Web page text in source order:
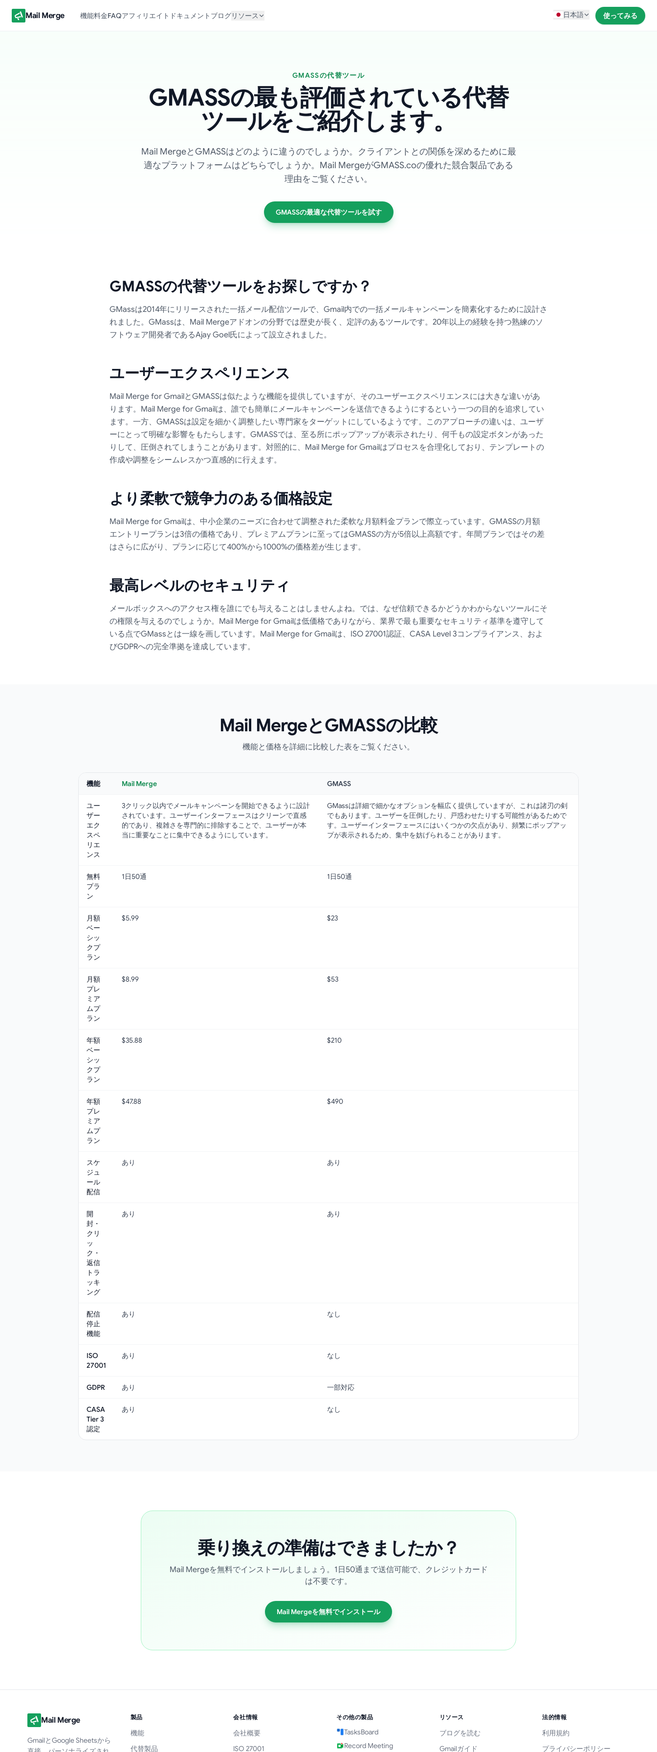
Mail Merge 機能料金FAQアフィリエイト ドキュメント ブログリソース 日本語 使ってみる
GMASSの代替ツール
GMASSの最も評価されている代替
ツールをご紹介します。
Mail MergeとGMASSはどのように違うのでしょうか。クライアントとの関係を深めるために最
適なプラットフォームはどちらでしょうか。Mail MergeがGMASS.coの優れた競合製品である
理由をご覧ください。
GMASSの最適な代替ツールを試す
GMASSの代替ツールをお探しですか？
GMassは2014年にリリースされた一括メール配信ツールで、Gmail内での一括メールキャンペーンを簡素化するために設計さ
れました。GMassは、Mail Mergeアドオンの分野では歴史が長く、定評のあるツールです。20年以上の経験を持つ熟練のソ
フトウェア開発者であるAjay Goel氏によって設立されました。
ユーザーエクスペリエンス
Mail Merge for GmailとGMASSは似たような機能を提供していますが、そのユーザーエクスペリエンスには大きな違いがあ
ります。Mail Merge for Gmailは、誰でも簡単にメールキャンペーンを送信できるようにするという一つの目的を追求してい
ます。一方、GMASSは設定を細かく調整したい専門家をターゲットにしているようです。このアプローチの違いは、ユーザ
ーにとって明確な影響をもたらします。GMASSでは、至る所にポップアップが表示されたり、何千もの設定ボタンがあった
りして、圧倒されてしまうことがあります。対照的に、Mail Merge for Gmailはプロセスを合理化しており、テンプレートの
作成や調整をシームレスかつ直感的に行えます。
より柔軟で競争力のある価格設定
Mail Merge for Gmailは、中小企業のニーズに合わせて調整された柔軟な月額料金プランで際立っています。GMASSの月額
エントリープランは3倍の価格であり、プレミアムプランに至ってはGMASSの方が5倍以上高額です。年間プランではその差
はさらに広がり、プランに応じて400%から1000%の価格差が生じます。
最高レベルのセキュリティ
メールボックスへのアクセス権を誰にでも与えることはしませんよね。では、なぜ信頼できるかどうかわからないツールにそ
の権限を与えるのでしょうか。Mail Merge for Gmailは低価格でありながら、業界で最も重要なセキュリティ基準を遵守して
いる点でGMassとは一線を画しています。Mail Merge for Gmailは、ISO 27001認証、CASA Level 3コンプライアンス、およ
びGDPRへの完全準拠を達成しています。
Mail MergeとGMASSの比較
機能と価格を詳細に比較した表をご覧ください。
機能 Mail Merge GMASS
ユー
ザー
エク
スペ
リエ
ンス
3クリック以内でメールキャンペーンを開始できるように設計
されています。ユーザーインターフェースはクリーンで直感
的であり、複雑さを専門的に排除することで、ユーザーが本
当に重要なことに集中できるようにしています。
GMassは詳細で細かなオプションを幅広く提供していますが、これは諸刃の剣
でもあります。ユーザーを圧倒したり、戸惑わせたりする可能性があるためで
す。ユーザーインターフェースにはいくつかの欠点があり、頻繁にポップアッ
プが表示されるため、集中を妨げられることがあります。
無料
プラ
ン
1日50通 1日50通
月額
ベー
シッ
クプ
ラン
$5.99 $23
月額
プレ
ミア
ムプ
ラン
$8.99 $53
年額
ベー
シッ
クプ
ラン
$35.88 $210
年額
プレ
ミア
ムプ
ラン
$47.88 $490
スケ
ジュ
ール
配信
あり あり
開
封・
クリ
ッ
ク・
返信
トラ
ッキ
ング
あり あり
配信
停止
機能
あり なし
ISO
27001
あり なし
GDPR あり 一部対応
CASA
Tier 3
認定
あり なし
乗り換えの準備はできましたか？
Mail Mergeを無料でインストールしましょう。1日50通まで送信可能で、クレジットカード
は不要です。
Mail Mergeを無料でインストール
Mail Merge
GmailとGoogle Sheetsから
製品
機能
代替製品
会社情報
会社概要
ISO 27001
その他の製品
TasksBoard
Record Meeting
リソース
ブログを読む
Gmailガイド
法的情報
利用規約
プライバシーポリシー